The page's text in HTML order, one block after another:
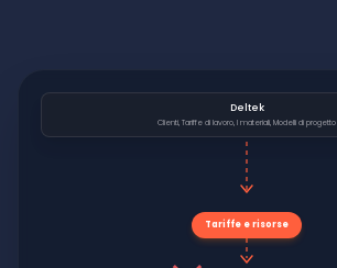
Deltek
Clienti, Tariffe di lavoro, I materiali, Modelli di progetto
Tariffe e risorse